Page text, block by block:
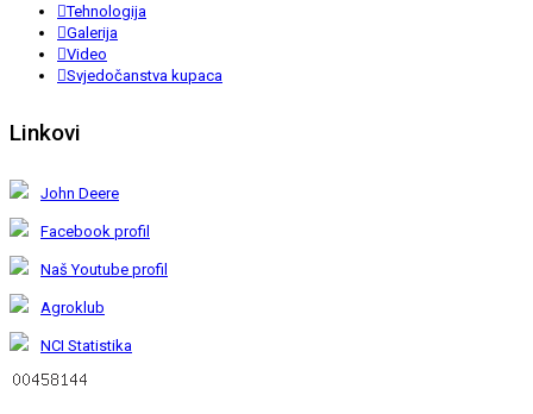
Tehnologija
Galerija
Video
Svjedočanstva kupaca
Linkovi
John Deere
Facebook profil
Naš Youtube profil
Agroklub
NCI Statistika